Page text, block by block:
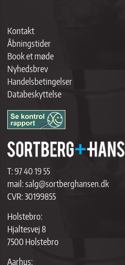
Kontakt
Åbningstider
Book et møde
Nyhedsbrev
Handelsbetingelser
Databeskyttelse
T:97 40 19 55
mail:salg@sortberghansen.dk
CVR: 30199855
Holstebro:
Hjaltesvej 8
7500 Holstebro
Aarhus: